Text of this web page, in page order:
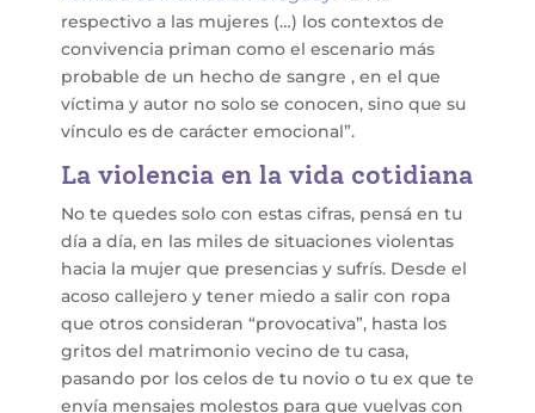
respectivo a las mujeres (…) los contextos de
convivencia priman como el escenario más
probable de un hecho de sangre , en el que
víctima y autor no solo se conocen, sino que su
vínculo es de carácter emocional”.
La violencia en la vida cotidiana
No te quedes solo con estas cifras, pensá en tu
día a día, en las miles de situaciones violentas
hacia la mujer que presencias y sufrís. Desde el
acoso callejero y tener miedo a salir con ropa
que otros consideran “provocativa”, hasta los
gritos del matrimonio vecino de tu casa,
pasando por los celos de tu novio o tu ex que te
envía mensajes molestos para que vuelvas con